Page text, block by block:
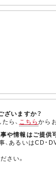
ざいますか？
ら、 こちらから
や情報はご提供
あるいはCD・
さい。